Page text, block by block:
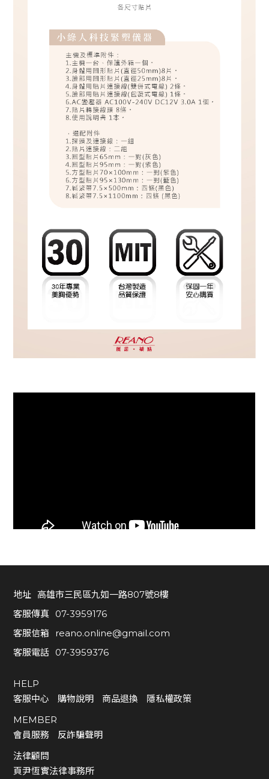
地址 高雄市三民區九如一路807號8樓
客服傳真 07-3959176
客服信箱
reano.online@gmail.com
客服電話 07-3959376
HELP
客服中心
購物說明 商品退換
隱私權政策
MEMBER
會員服務
反詐騙聲明
法律顧問
頁尹恆實法律事務所